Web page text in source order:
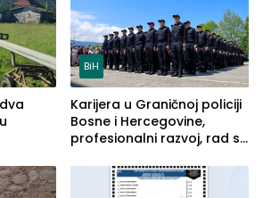
BiH
Karijera u Graničnoj policiji
Bosne i Hercegovine,
profesionalni razvoj, rad sa
služba građanima